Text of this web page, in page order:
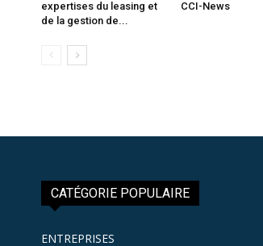
expertises du leasing et
de la gestion de...
CCI-News
CATÉGORIE POPULAIRE
ENTREPRISES